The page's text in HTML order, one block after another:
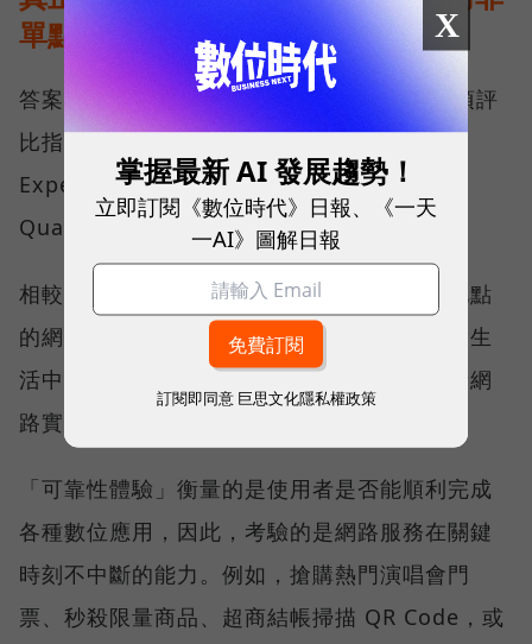
單點測速
答案，就藏在 Opensignal 最具代表性的兩項評
比指標──可靠性體驗（Reliability
Experience）與品質一致性（Consistent
Quality）。
相較於傳統下載速度只反映單一時間、單一地點
的網路表現，這兩項指標更重視使用者在真實生
活中的整體體驗，因此也是最能反映電信業者網
路實力、最難取得的獎項。
「可靠性體驗」衡量的是使用者是否能順利完成
各種數位應用，因此，考驗的是網路服務在關鍵
時刻不中斷的能力。例如，搶購熱門演唱會門
票、秒殺限量商品、超商結帳掃描 QR Code，或
X
掌握最新 AI 發展趨勢！
立即訂閱《數位時代》日報、《一天
一AI》圖解日報
訂閱即同意 巨思文化隱私權政策